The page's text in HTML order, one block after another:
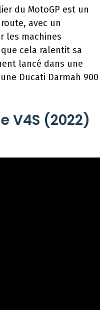
du MotoGP est un
avec un
les machines
cela ralentit sa
lancé dans une
Ducati Darmah 900
V4S (2022)